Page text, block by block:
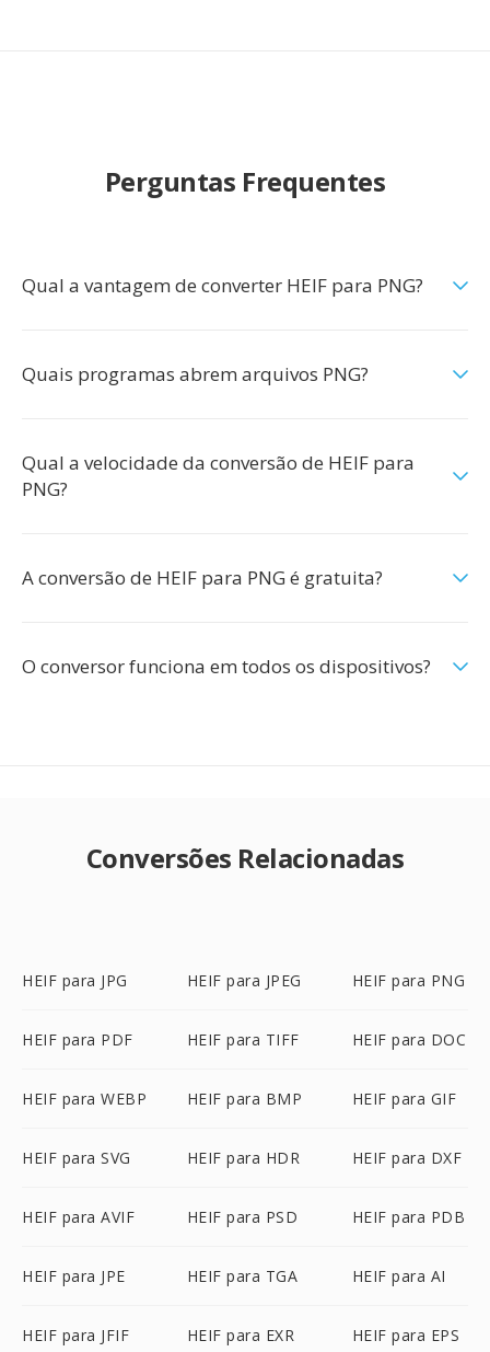
Perguntas Frequentes
Qual a vantagem de converter HEIF para PNG?
Quais programas abrem arquivos PNG?
Qual a velocidade da conversão de HEIF para
PNG?
A conversão de HEIF para PNG é gratuita?
O conversor funciona em todos os dispositivos?
Conversões Relacionadas
HEIF para JPG HEIF para JPEG HEIF para PNG
HEIF para PDF HEIF para TIFF HEIF para DOC
HEIF para WEBP HEIF para BMP HEIF para GIF
HEIF para SVG HEIF para HDR HEIF para DXF
HEIF para AVIF HEIF para PSD HEIF para PDB
HEIF para JPE HEIF para TGA HEIF para AI
HEIF para JFIF HEIF para EXR HEIF para EPS